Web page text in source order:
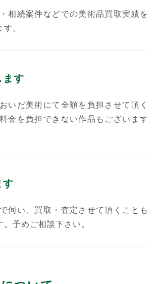
相続案件などでの美術品買取実績を
。
ます
いだ美術にて全額を負担させて頂く
金を負担できない作品もございます
す
伺い、買取・査定させて頂くことも
予めご相談下さい。